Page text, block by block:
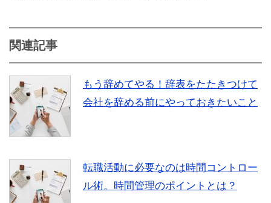
関連記事
もう辞めてやる！辞表をたたきつけて
会社を辞める前にやっておきたいこと
転職活動に必要なのは時間コントロー
ル術。時間管理のポイントとは？